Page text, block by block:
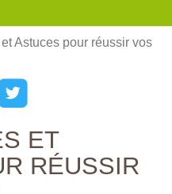
Astuces pour réussir vos
ET
RÉUSSIR